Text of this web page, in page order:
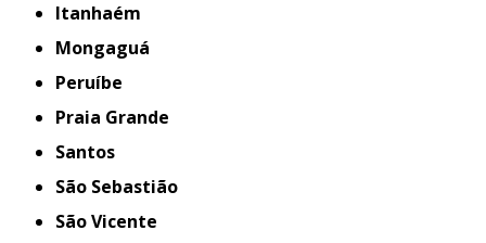
Itanhaém
Mongaguá
Peruíbe
Praia Grande
Santos
São Sebastião
São Vicente